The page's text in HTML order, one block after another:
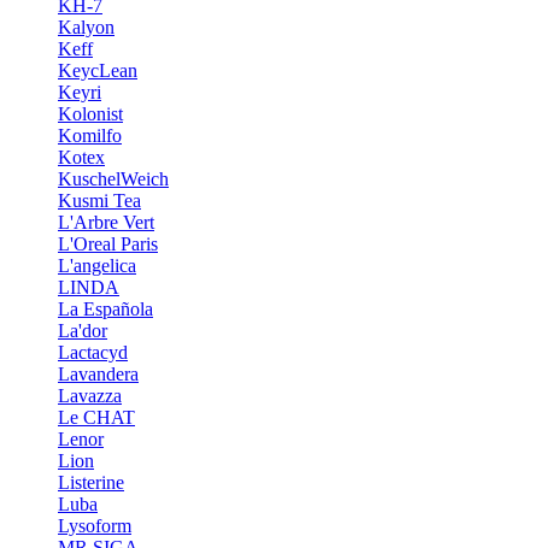
KH-7
Kalyon
Keff
KeycLean
Keyri
Kolonist
Komilfo
Kotex
KuschelWeich
Kusmi Tea
L'Arbre Vert
L'Oreal Paris
L'angelica
LINDA
La Española
La'dor
Lactacyd
Lavandera
Lavazza
Le CHAT
Lenor
Lion
Listerine
Luba
Lysoform